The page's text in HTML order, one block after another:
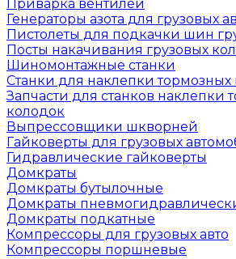
Приварка вентилей
Генераторы азота для грузовых
Пистолеты для подкачки шин
Посты накачивания грузовых
Шиномонтажные станки
Станки для наклепки тормозных
Запчасти для станков наклепки
колодок
Выпрессовщики шкворней
Гайковерты для грузовых
Гидравлические гайковерты
Домкраты
Домкраты бутылочные
Домкраты
Домкраты подкатные
Компрессоры для грузовых авто
Компрессоры поршневые